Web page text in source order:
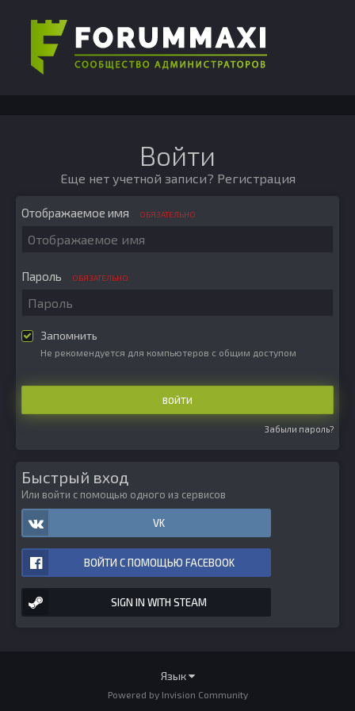
Войти
Еще нет учетной записи? Регистрация
Отображаемое имя ОБЯЗАТЕЛЬНО
Пароль ОБЯЗАТЕЛЬНО
Запомнить
Не рекомендуется для компьютеров с общим доступом
ВОЙТИ
Забыли пароль?
Быстрый вход
Или войти с помощью одного из сервисов
VK
ВОЙТИ С ПОМОЩЬЮ FACEBOOK
SIGN IN WITH STEAM
Язык
Powered by Invision Community